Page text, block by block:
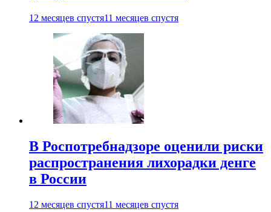
12 месяцев спустя11 месяцев спустя
В Роспотребнадзоре оценили риски
распространения лихорадки денге
в России
12 месяцев спустя11 месяцев спустя